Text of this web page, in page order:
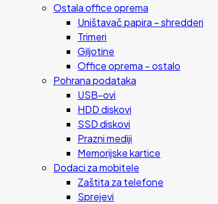
Ostala office oprema
Uništavač papira – shredderi
Trimeri
Giljotine
Office oprema – ostalo
Pohrana podataka
USB-ovi
HDD diskovi
SSD diskovi
Prazni mediji
Memorijske kartice
Dodaci za mobitele
Zaštita za telefone
Sprejevi